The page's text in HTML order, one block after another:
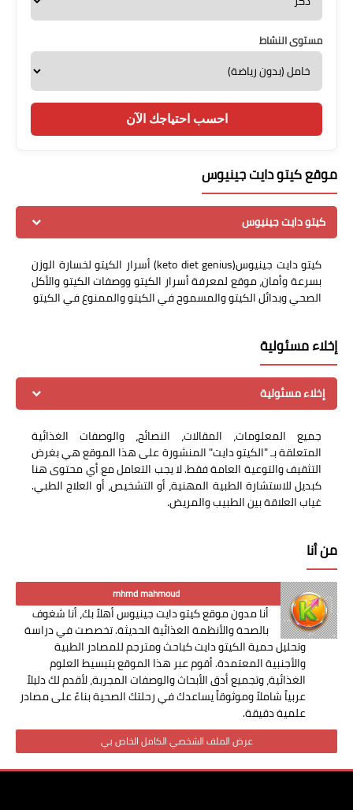
مستوى النشاط
احسب احتياجك الآن
موقع كيتو دايت جينيوس
كيتو دايت جينيوس
كيتو دايت جينيوس(keto diet genius) أسرار الكيتو لخسارة الوزن
بسرعة وأمان، موقع لمعرفة أسرار الكيتو ووصفات الكيتو والأكل
الصحي وبدائل الكيتو والمسموح في الكيتو والممنوع في الكيتو
إخلاء مسئولية
إخلاء مسئولية
جميع المعلومات، المقالات، النصائح، والوصفات الغذائية
المتعلقة بـ "الكيتو دايت" المنشورة على هذا الموقع هي بغرض
التثقيف والتوعية العامة فقط. لا يجب التعامل مع أي محتوى هنا
كبديل للاستشارة الطبية المهنية، أو التشخيص، أو العلاج الطبي.
غياب العلاقة بين الطبيب والمريض.
من أنا
mhmd mahmoud
أنا مدون موقع كيتو دايت جينيوس أهلاً بك، أنا شغوف
بالصحة والأنظمة الغذائية الحديثة. تخصصت في دراسة
وتحليل حمية الكيتو دايت كباحث ومترجم للمصادر الطبية
والأجنبية المعتمدة. أقوم عبر هذا الموقع بتبسيط العلوم
الغذائية، وتجميع أدق الأبحاث والوصفات المجربة، لأقدم لك دليلاً
عربياً شاملاً وموثوقاً يساعدك في رحلتك الصحية بناءً على مصادر
علمية دقيقة.
عرض الملف الشخصي الكامل الخاص بي